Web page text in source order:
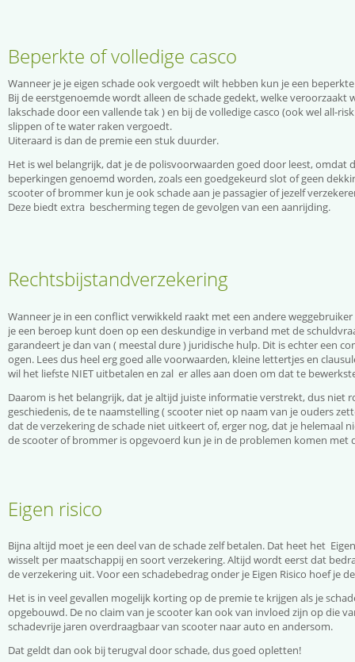
Wanneer je in een conflict verwikkeld raakt met een andere
je een beroep kunt doen op een deskundige in verband met de
garandeert je dan van ( meestal dure ) juridische hulp. Dit is echter een
ogen. Lees dus heel erg goed alle voorwaarden, kleine lettertjes en
wil het liefste NIET uitbetalen en zal er alles aan doen om dat te
Daarom is het belangrijk, dat je altijd juiste informatie verstrekt, dus niet
geschiedenis, de te naamstelling ( scooter niet op naam van je ouders
dat de verzekering de schade niet uitkeert of, erger nog, dat je helemaal
de scooter of brommer is opgevoerd kun je in de problemen komen met
Bijna altijd moet je een deel van de schade zelf betalen. Dat heet het
wisselt per maatschappij en soort verzekering. Altijd wordt eerst dat
de verzekering uit. Voor een schadebedrag onder je Eigen Risico hoef je
Het is in veel gevallen mogelijk korting op de premie te krijgen als je
opgebouwd. De no claim van je scooter kan ook van invloed zijn op die
schadevrije jaren overdraagbaar van scooter naar auto en andersom.
Dat geldt dan ook bij terugval door schade, dus goed opletten!
Wanneer je je eigen schade ook vergoedt wilt hebben kun je een
Bij de eerstgenoemde wordt alleen de schade gedekt, welke veroorzaakt
lakschade door een vallende tak ) en bij de volledige casco (ook wel all-
slippen of te water raken vergoedt.
Uiteraard is dan de premie een stuk duurder.
Het is wel belangrijk, dat je de polisvoorwaarden goed door leest, omdat
beperkingen genoemd worden, zoals een goedgekeurd slot of geen
scooter of brommer kun je ook schade aan je passagier of jezelf
Deze biedt extra bescherming tegen de gevolgen van een aanrijding.
Beperkte of volledige casco
Rechtsbijstandverzekering
Eigen risico